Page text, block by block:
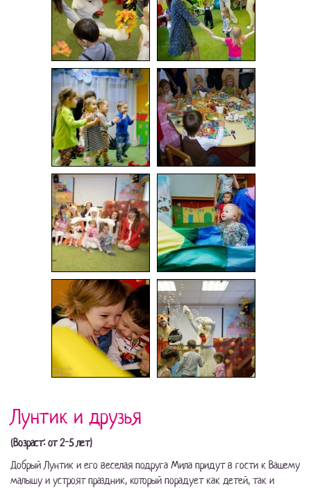
Лунтик и друзья
(Возраст: от 2-5 лет)
Добрый Лунтик и его веселая подруга Мила придут в гости к Вашему
малышу и устроят праздник, который порадует как детей, так и